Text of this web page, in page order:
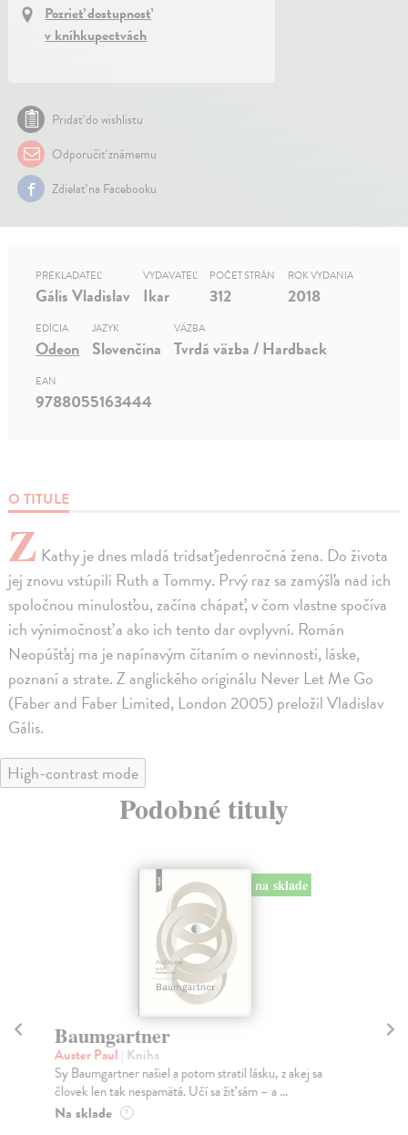
Pozrieť dostupnosť
v kníhkupectvách
Pridať do wishlistu
Odporučiť známemu
Zdielať na Facebooku
O TITULE
Z Kathy je dnes mladá tridsaťjedenročná žena. Do života
jej znovu vstúpili Ruth a Tommy. Prvý raz sa zamýšľa nad ich
spoločnou minulosťou, začína chápať, v čom vlastne spočíva
ich výnimočnosť a ako ich tento dar ovplyvní. Román
Neopúšťaj ma je napínavým čítaním o nevinnosti, láske,
poznaní a strate. Z anglického originálu Never Let Me Go
(Faber and Faber Limited, London 2005) preložil Vladislav
Gális.
PREKLADATEĽ
Gális Vladislav
VYDAVATEĽ
Ikar
POČET STRÁN
312
ROK VYDANIA
2018
EDÍCIA
Odeon
JAZYK
Slovenčina
VÄZBA
Tvrdá väzba / Hardback
EAN
9788055163444
High-contrast mode
Podobné tituly
na sklade
Baumgartner
Auster Paul | Kniha
Sy Baumgartner našiel a potom stratil lásku, z akej sa
človek len tak nespamätá. Učí sa žiť sám – a ...
Na sklade ?